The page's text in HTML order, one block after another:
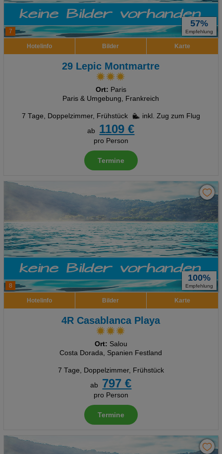
7
57%
Empfehlung
Hotelinfo Bilder Karte
29 Lepic Montmartre
Ort: Paris
Paris & Umgebung, Frankreich
7 Tage, Doppelzimmer, Frühstück
inkl. Zug zum Flug
ab
1109 €
pro Person
Termine
8
100%
Empfehlung
Hotelinfo Bilder Karte
4R Casablanca Playa
Ort: Salou
Costa Dorada, Spanien Festland
7 Tage, Doppelzimmer, Frühstück
ab
797 €
pro Person
Termine